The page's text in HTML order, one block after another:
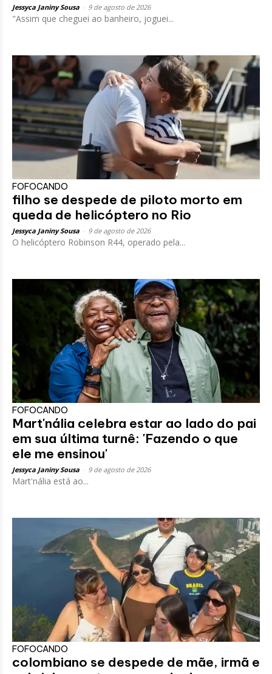
Jessyca Janiny Sousa 9 de agosto de 2026
"Assim que cheguei ao banheiro, joguei...
FOFOCANDO
filho se despede de piloto morto em
queda de helicóptero no Rio
Jessyca Janiny Sousa 9 de agosto de 2026
O helicóptero Robinson R44, operado pela...
FOFOCANDO
Mart'nália celebra estar ao lado do pai
em sua última turnê: 'Fazendo o que
ele me ensinou'
Jessyca Janiny Sousa 9 de agosto de 2026
Mart'nália está ao...
FOFOCANDO
colombiano se despede de mãe, irmã e